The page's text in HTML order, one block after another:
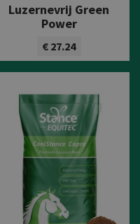
Luzernevrij Green
Power
€ 27.24
Bekijk product